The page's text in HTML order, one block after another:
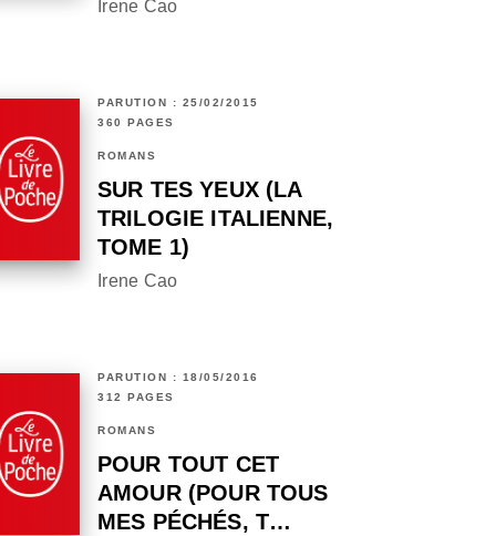
Irene Cao
PARUTION : 25/02/2015
360 PAGES
ROMANS
SUR TES YEUX (LA
TRILOGIE ITALIENNE,
TOME 1)
Irene Cao
PARUTION : 18/05/2016
312 PAGES
ROMANS
POUR TOUT CET
AMOUR (POUR TOUS
MES PÉCHÉS, T…